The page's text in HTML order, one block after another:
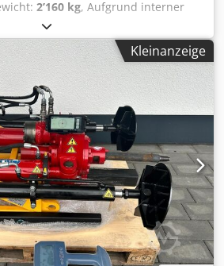
2’160 kg, Aufgrund interner
wir folgende Maschine aus
Verkauf anbieten: Bezeichnung:
Maschinen-Typ: Grundodrill 4X
Baujahr: 2018 Masse: 2.160
kW Maximaler Betriebsdruck: 310
1.200 mm Höhe: 1.710 mm
wurden vor kurzem bei der Firma
Das Gerät ist funktionsfähig.
uns gerne ihre Preisvorstellung bzw.
lassen. Wenn Sie Rückfragen
benötigen, schreiben Sie
oder rufen uns an. Dodjy
Kleinanzeige